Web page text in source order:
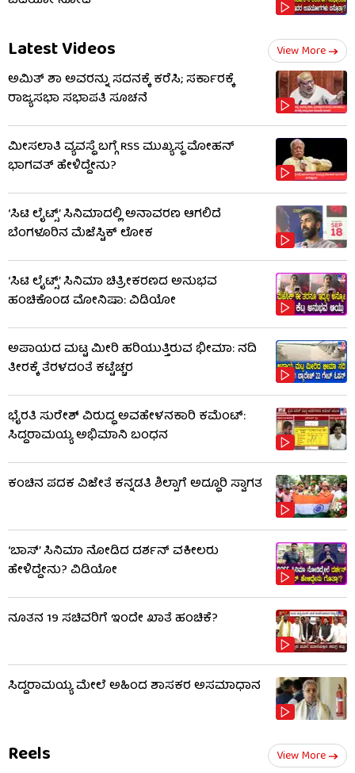
Latest Videos View More
ಅಮಿತ್ ಶಾ ಅವರನ್ನು ಸದನಕ್ಕೆ ಕರೆಸಿ; ಸರ್ಕಾರಕ್ಕೆ
ರಾಜ್ಯಸಭಾ ಸಭಾಪತಿ ಸೂಚನೆ
ಮೀಸಲಾತಿ ವ್ಯವಸ್ಥೆ ಬಗ್ಗೆ RSS​ ಮುಖ್ಯಸ್ಥ ಮೋಹನ್
ಭಾಗವತ್ ಹೇಳಿದ್ದೇನು?
‘ಸಿಟಿ ಲೈಟ್ಸ್’ ಸಿನಿಮಾದಲ್ಲಿ ಅನಾವರಣ ಆಗಲಿದೆ
ಬೆಂಗಳೂರಿನ ಮೆಜೆಸ್ಟಿಕ್ ಲೋಕ
‘ಸಿಟಿ ಲೈಟ್ಸ್’ ಸಿನಿಮಾ ಚಿತ್ರೀಕರಣದ ಅನುಭವ
ಹಂಚಿಕೊಂಡ ಮೋನಿಷಾ: ವಿಡಿಯೋ
ಅಪಾಯದ ಮಟ್ಟ ಮೀರಿ ಹರಿಯುತ್ತಿರುವ ಭೀಮಾ: ನದಿ
ತೀರಕ್ಕೆ ತೆರಳದಂತೆ ಕಟ್ಟೆಚ್ಚರ
ಭೈರತಿ ಸುರೇಶ್ ವಿರುದ್ಧ ಅವಹೇಳನಕಾರಿ ಕಮೆಂಟ್:
ಸಿದ್ದರಾಮಯ್ಯ ಅಭಿಮಾನಿ ಬಂಧನ
ಕಂಚಿನ ಪದಕ ವಿಜೇತೆ ಕನ್ನಡತಿ ಶಿಲ್ಪಾಗೆ ಅದ್ಧೂರಿ ಸ್ವಾಗತ
‘ಬಾಸ್’ ಸಿನಿಮಾ ನೋಡಿದ ದರ್ಶನ್ ವಕೀಲರು
ಹೇಳಿದ್ದೇನು? ವಿಡಿಯೋ
ನೂತನ 19 ಸಚಿವರಿಗೆ ಇಂದೇ ಖಾತೆ ಹಂಚಿಕೆ?
ಸಿದ್ದರಾಮಯ್ಯ ಮೇಲೆ ಅಹಿಂದ ಶಾಸಕರ ಅಸಮಾಧಾನ
Reels View More